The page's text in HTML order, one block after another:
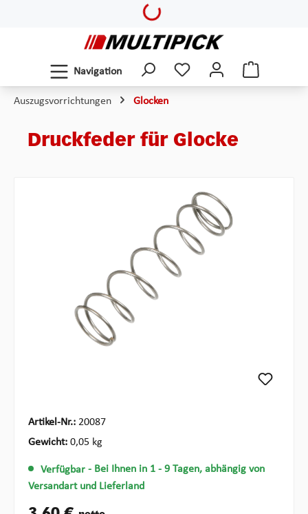
Loading...
Navigation
Auszugsvorrichtungen Glocken
Druckfeder für Glocke
Artikel-Nr.: 20087
Gewicht: 0,05 kg
Verfügbar - Bei Ihnen in 1 - 9 Tagen, abhängig von
Versandart und Lieferland